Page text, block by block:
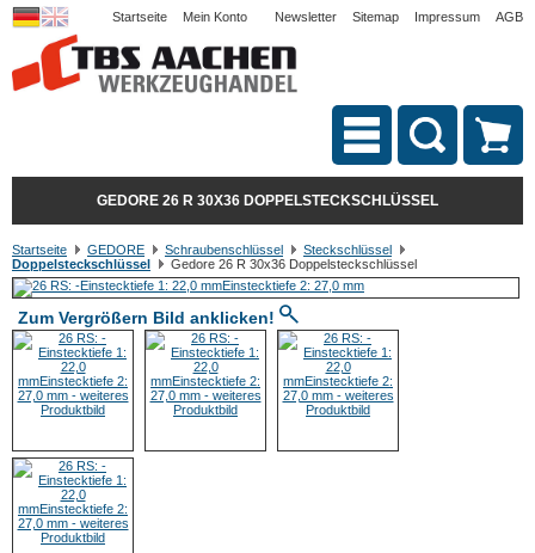
Startseite Mein Konto Newsletter Sitemap Impressum AGB
GEDORE 26 R 30X36 DOPPELSTECKSCHLÜSSEL
Startseite GEDORE Schraubenschlüssel
Steckschlüssel
Doppelsteckschlüssel
Gedore 26 R 30x36 Doppelsteckschlüssel
Zum Vergrößern Bild anklicken!